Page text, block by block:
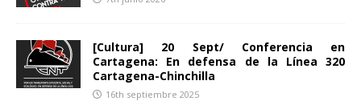
[Cultura] 20 Sept/ Conferencia en
Cartagena: En defensa de la Línea 320
Cartagena-Chinchilla
16th septiembre 2025